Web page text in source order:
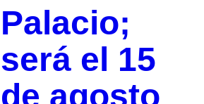
Palacio;
será el 15
de agosto